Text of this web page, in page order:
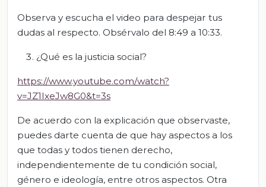
Observa y escucha el video para despejar tus
dudas al respecto. Obsérvalo del 8:49 a 10:33.
¿Qué es la justicia social?
https://www.youtube.com/watch?
v=JZ1IxeJw8G0&t=3s
De acuerdo con la explicación que observaste,
puedes darte cuenta de que hay aspectos a los
que todas y todos tienen derecho,
independientemente de tu condición social,
género e ideología, entre otros aspectos. Otra